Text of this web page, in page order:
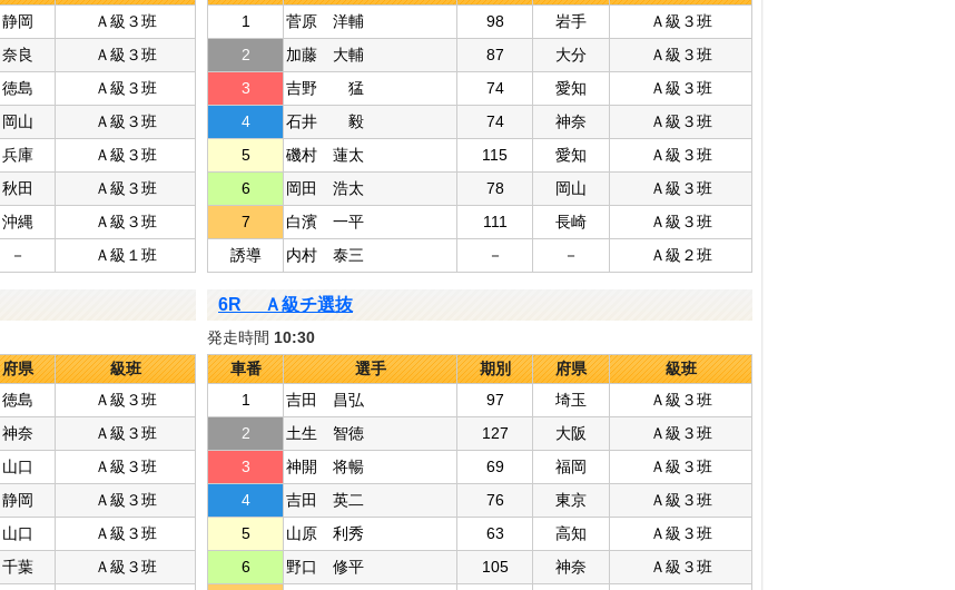
静岡
Ａ級３班
奈良
Ａ級３班
徳島
Ａ級３班
岡山
Ａ級３班
兵庫
Ａ級３班
秋田
Ａ級３班
沖縄
Ａ級３班
－ Ａ級１班
1
菅原 洋輔 98 岩手
Ａ級３班
2
加藤 大輔 87 大分
Ａ級３班
3
吉野 猛 74 愛知
Ａ級３班
4
石井 毅 74 神奈
Ａ級３班
5
磯村 蓮太 115 愛知
Ａ級３班
6
岡田 浩太 78 岡山
Ａ級３班
7
白濱 一平 111 長崎
Ａ級３班
誘導
内村 泰三 － － Ａ級２班
府県
級班
徳島
Ａ級３班
神奈
Ａ級３班
山口
Ａ級３班
静岡
Ａ級３班
山口
Ａ級３班
千葉
Ａ級３班
6R Ａ級チ選抜
発走時間 10:30
車番
選手 期別 府県
級班
1
吉田 昌弘 97 埼玉
Ａ級３班
2
土生 智徳 127 大阪
Ａ級３班
3
神開 将暢 69 福岡
Ａ級３班
4
吉田 英二 76 東京
Ａ級３班
5
山原 利秀 63 高知
Ａ級３班
6
野口 修平 105 神奈
Ａ級３班